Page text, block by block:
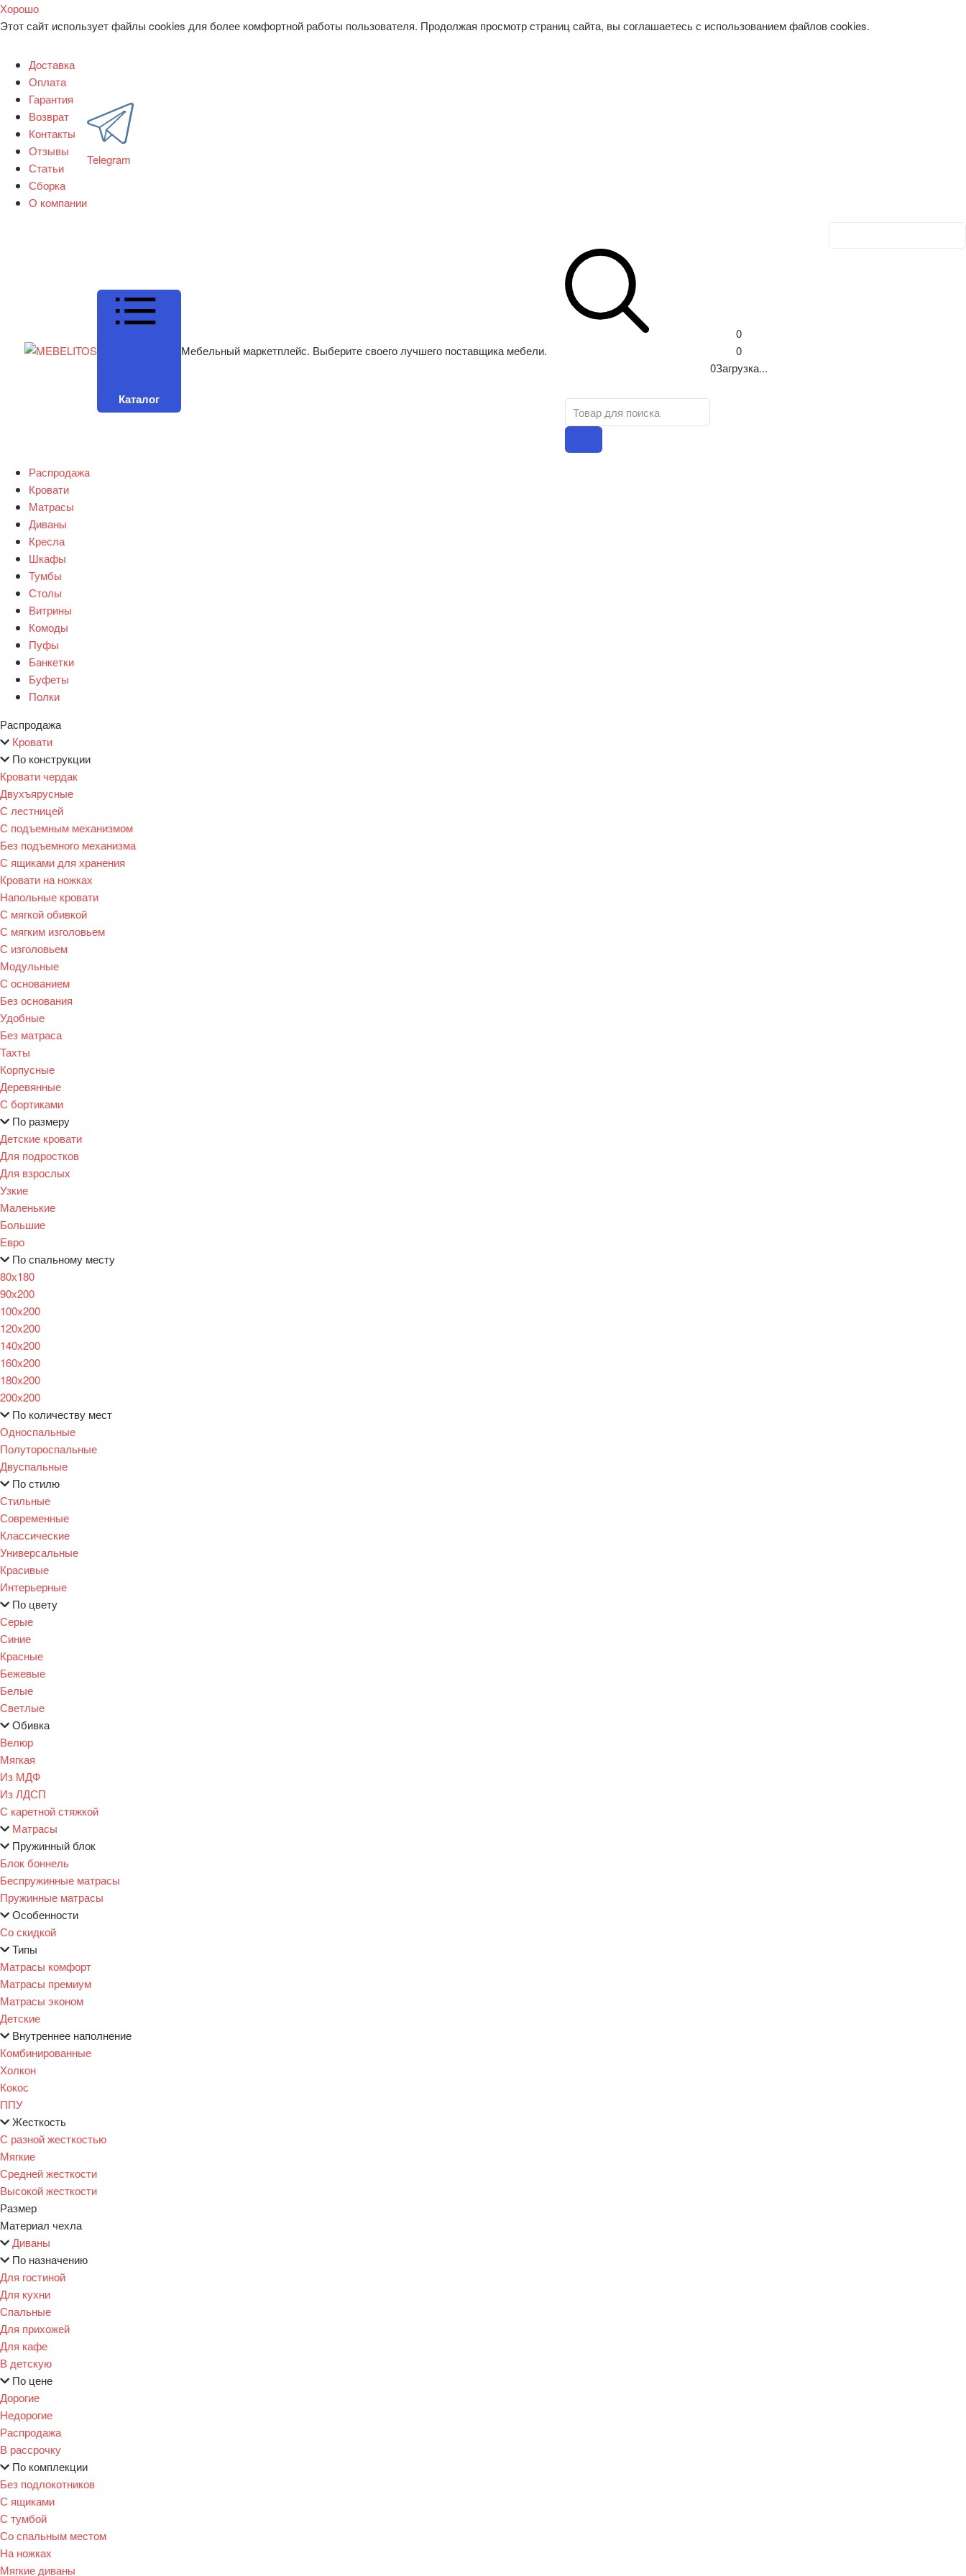
Хорошо
Этот сайт использует файлы cookies для более комфортной работы пользователя. Продолжая просмотр страниц сайта, вы соглашаетесь с использованием файлов cookies.
Доставка
Оплата
Гарантия
Возврат
Контакты
Отзывы
Статьи
Сборка
О компании
Telegram
Каталог
Мебельный маркетплейс. Выберите своего лучшего поставщика мебели.
0
0
0Загрузка...
Распродажа
Кровати
Матрасы
Диваны
Кресла
Шкафы
Тумбы
Столы
Витрины
Комоды
Пуфы
Банкетки
Буфеты
Полки
Распродажа
Кровати
По конструкции
Кровати чердак
Двухъярусные
С лестницей
С подъемным механизмом
Без подъемного механизма
С ящиками для хранения
Кровати на ножках
Напольные кровати
С мягкой обивкой
С мягким изголовьем
С изголовьем
Модульные
С основанием
Без основания
Удобные
Без матраса
Тахты
Корпусные
Деревянные
С бортиками
По размеру
Детские кровати
Для подростков
Для взрослых
Узкие
Маленькие
Большие
Евро
По спальному месту
80х180
90х200
100х200
120x200
140х200
160х200
180х200
200х200
По количеству мест
Односпальные
Полутороспальные
Двуспальные
По стилю
Стильные
Современные
Классические
Универсальные
Красивые
Интерьерные
По цвету
Серые
Синие
Красные
Бежевые
Белые
Светлые
Обивка
Велюр
Мягкая
Из МДФ
Из ЛДСП
С каретной стяжкой
Матрасы
Пружинный блок
Блок боннель
Беспружинные матрасы
Пружинные матрасы
Особенности
Со скидкой
Типы
Матрасы комфорт
Матрасы премиум
Матрасы эконом
Детские
Внутреннее наполнение
Комбинированные
Холкон
Кокос
ППУ
Жесткость
С разной жесткостью
Мягкие
Средней жесткости
Высокой жесткости
Размер
Материал чехла
Диваны
По назначению
Для гостиной
Для кухни
Спальные
Для прихожей
Для кафе
В детскую
По цене
Дорогие
Недорогие
Распродажа
В рассрочку
По комплекции
Без подлокотников
С ящиками
С тумбой
Со спальным местом
На ножках
Мягкие диваны